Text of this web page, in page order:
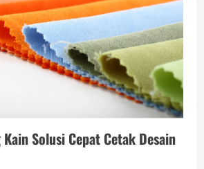
Solusi Cepat Cetak Desain